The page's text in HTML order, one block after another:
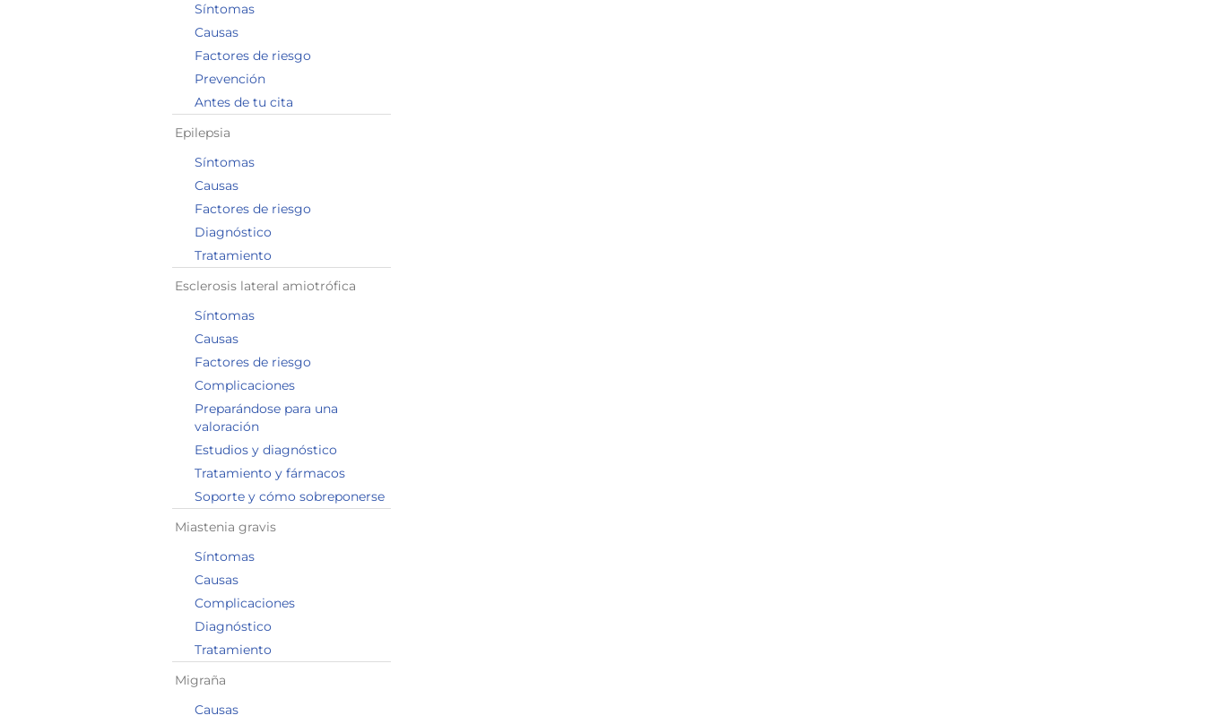
Síntomas
Causas
Factores de riesgo
Prevención
Antes de tu cita
Epilepsia
Síntomas
Causas
Factores de riesgo
Diagnóstico
Tratamiento
Esclerosis lateral amiotrófica
Síntomas
Causas
Factores de riesgo
Complicaciones
Preparándose para una
valoración
Estudios y diagnóstico
Tratamiento y fármacos
Soporte y cómo sobreponerse
Miastenia gravis
Síntomas
Causas
Complicaciones
Diagnóstico
Tratamiento
Migraña
Causas